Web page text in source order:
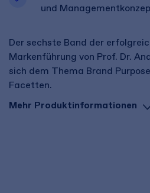
und
Der sechste Band der
Markenführung von Prof. Dr.
sich dem Thema Brand
Facetten.
Mehr Produktinformationen